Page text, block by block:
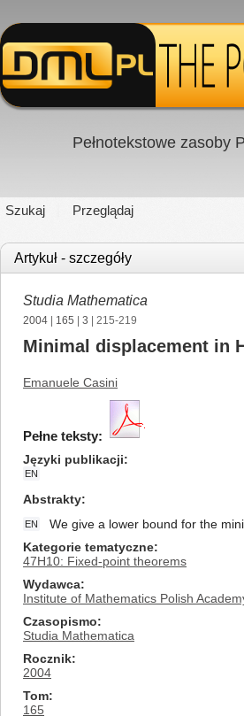
Pełnotekstowe zasoby
Szukaj Przeglądaj
Artykuł - szczegóły
Studia Mathematica
2004 165 3 | 215-219
Minimal displacement in
Emanuele Casini
Pełne teksty:
Języki publikacji
EN
Abstrakty
EN
We give a lower bound for the
Kategorie tematyczne
47H10: Fixed-point theorems
Wydawca
Institute of Mathematics Polish
Czasopismo
Studia Mathematica
Rocznik
2004
Tom
165